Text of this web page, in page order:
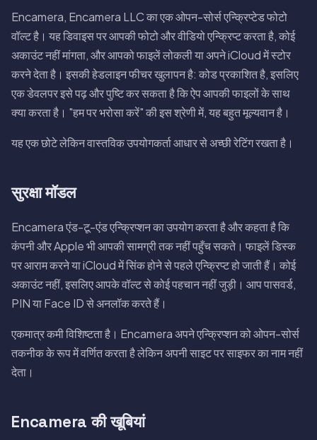
Encamera, Encamera LLC का एक ओपन-सोर्स एन्क्रिप्टेड फोटो
वॉल्ट है। यह डिवाइस पर आपकी फोटो और वीडियो एन्क्रिप्ट करता है, कोई
अकाउंट नहीं मांगता, और आपको फाइलें लोकली या अपने iCloud में स्टोर
करने देता है। इसकी हेडलाइन फीचर खुलापन है: कोड प्रकाशित है, इसलिए
एक डेवलपर इसे पढ़ और पुष्टि कर सकता है कि ऐप आपकी फाइलों के साथ
क्या करता है। "हम पर भरोसा करें" की इस श्रेणी में, यह बहुत मूल्यवान है।
यह एक छोटे लेकिन वास्तविक उपयोगकर्ता आधार से अच्छी रेटिंग रखता है।
सुरक्षा मॉडल
Encamera एंड-टू-एंड एन्क्रिप्शन का उपयोग करता है और कहता है कि
कंपनी और Apple भी आपकी सामग्री तक नहीं पहुँच सकते। फाइलें डिस्क
पर आराम करने या iCloud में सिंक होने से पहले एन्क्रिप्ट हो जाती हैं। कोई
अकाउंट नहीं, इसलिए आपके वॉल्ट से कोई पहचान नहीं जुड़ी। आप पासवर्ड,
PIN या Face ID से अनलॉक करते हैं।
एकमात्र कमी विशिष्टता है। Encamera अपने एन्क्रिप्शन को ओपन-सोर्स
तकनीक के रूप में वर्णित करता है लेकिन अपनी साइट पर साइफर का नाम नहीं
देता।
Encamera की खूबियां